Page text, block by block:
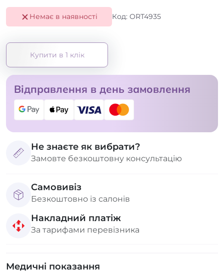
Немає в наявності Код: ORT4935
Купити в 1 клік
Відправлення в день замовлення
Не знаєте як вибрати?
Замовте безкоштовну консультацію
Самовивіз
Безкоштовно із салонів
Накладний платіж
За тарифами перевізника
Медичні показання